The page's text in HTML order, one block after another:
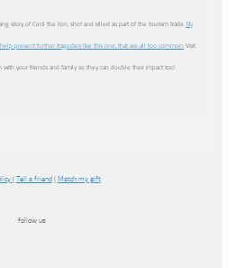
story of Cecil the lion, shot and killed as part of the tourism trade. By
prevent further tragedies like this one, that are all too common. Visit
with your friends and family so they can double their impact too!
Tell a friend Match my gift
follow us